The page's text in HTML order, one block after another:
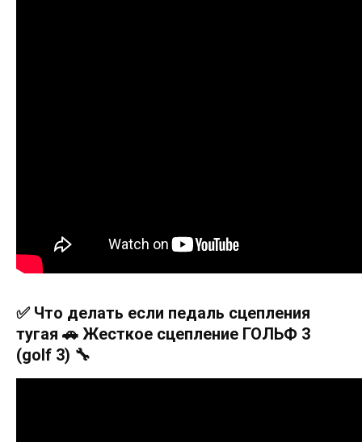
✅ Что делать если педаль сцепления
тугая 🚗 Жесткое сцепление ГОЛЬФ 3
(golf 3) 🔧